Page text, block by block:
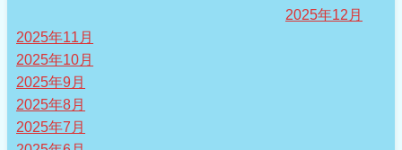
2025年12月
2025年11月
2025年10月
2025年9月
2025年8月
2025年7月